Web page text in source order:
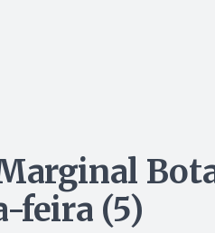
feira (5)